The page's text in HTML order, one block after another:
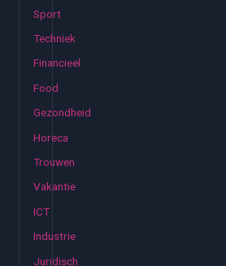
Sport
Techniek
Financieel
Food
Gezondheid
Horeca
Trouwen
Vakantie
ICT
Industrie
Juridisch